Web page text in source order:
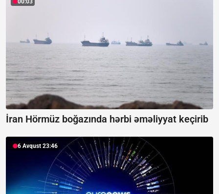
00:03
İran Hörmüz boğazında hərbi əməliyyat keçirib
6 Avqust 23:46